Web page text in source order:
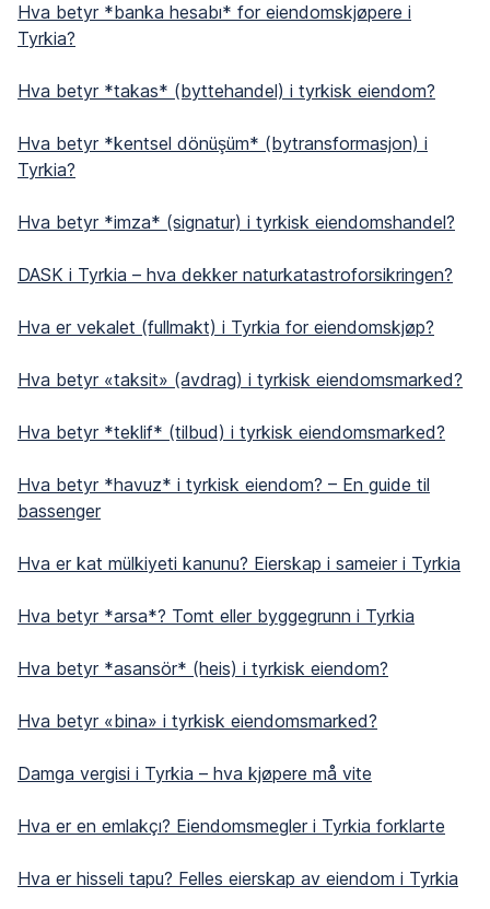
Hva betyr *banka hesabı* for eiendomskjøpere i
Tyrkia?
Hva betyr *takas* (byttehandel) i tyrkisk eiendom?
Hva betyr *kentsel dönüşüm* (bytransformasjon) i
Tyrkia?
Hva betyr *imza* (signatur) i tyrkisk eiendomshandel?
DASK i Tyrkia – hva dekker naturkatastroforsikringen?
Hva er vekalet (fullmakt) i Tyrkia for eiendomskjøp?
Hva betyr «taksit» (avdrag) i tyrkisk eiendomsmarked?
Hva betyr *teklif* (tilbud) i tyrkisk eiendomsmarked?
Hva betyr *havuz* i tyrkisk eiendom? – En guide til
bassenger
Hva er kat mülkiyeti kanunu? Eierskap i sameier i Tyrkia
Hva betyr *arsa*? Tomt eller byggegrunn i Tyrkia
Hva betyr *asansör* (heis) i tyrkisk eiendom?
Hva betyr «bina» i tyrkisk eiendomsmarked?
Damga vergisi i Tyrkia – hva kjøpere må vite
Hva er en emlakçı? Eiendomsmegler i Tyrkia forklarte
Hva er hisseli tapu? Felles eierskap av eiendom i Tyrkia